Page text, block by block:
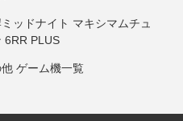
ッドナイト マキシマムチュ
6RR PLUS
ゲーム機一覧